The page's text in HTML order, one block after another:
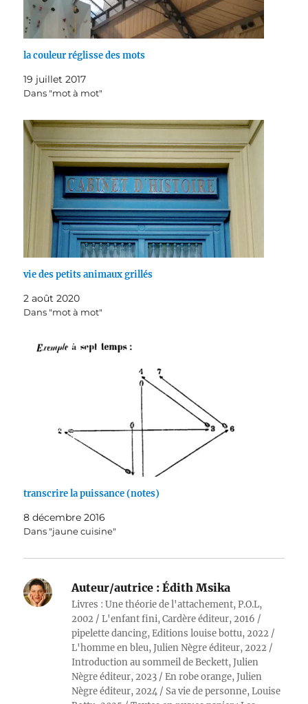
la couleur réglisse des mots
19 juillet 2017
Dans "mot à mot"
vie des petits animaux grillés
2 août 2020
Dans "mot à mot"
transcrire la puissance (notes)
8 décembre 2016
Dans "jaune cuisine"
Auteur/autrice : Édith Msika
Livres : Une théorie de l'attachement, P.O.L,
2002 / L'enfant fini, Cardère éditeur, 2016 /
pipelette dancing, Editions louise bottu, 2022 /
L'homme en bleu, Julien Nègre éditeur, 2022 /
Introduction au sommeil de Beckett, Julien
Nègre éditeur, 2023 / En robe orange, Julien
Nègre éditeur, 2024 / Sa vie de personne, Louise